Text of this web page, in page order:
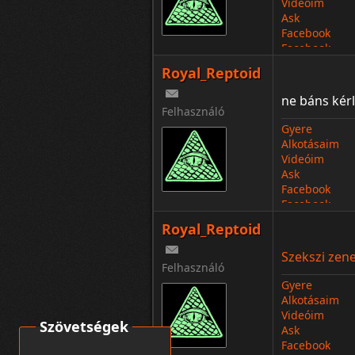
Ask
Facebook
Facebook
Royal_Reptoid
Felhasználó
ne báns
Gyere
Alkotásaim
Videóim
Ask
Facebook
Facebook
Royal_Reptoid
Felhasználó
Szekszi
Gyere
Alkotásaim
Videóim
Ask
Facebook
Szövetségek